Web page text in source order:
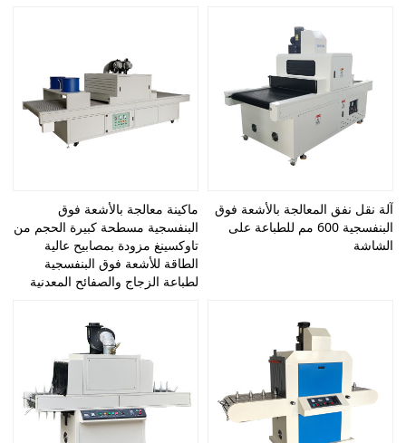
آلة نقل نفق المعالجة بالأشعة فوق
البنفسجية 600 مم للطباعة على
الشاشة
ماكينة معالجة بالأشعة فوق
البنفسجية مسطحة كبيرة الحجم من
تاوكسينغ مزودة بمصابيح عالية
الطاقة للأشعة فوق البنفسجية
لطباعة الزجاج والصفائح المعدنية